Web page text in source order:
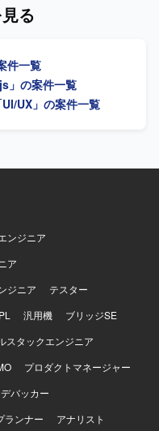
ち上げができる柔軟な
初期から手がけられ
力として構築してい
Code Max 20x プ
す。 【開発環
・サーバサイ
Code Max 20x プラン
スクラムをベースとし
ら機能追加や改修、UI
ております。チーム
し、協調性を持って
の魅
流工程から一貫して携
を中心としたフロン
フレームワークや各種
ービス開発を行って
る
件一覧
」の案件一覧
UI/UX」の案件一覧
ンジニア
ア
ジニア
テスター
PL 汎用機
ブリッジSE
スタックエンジニア
プロダクトマネージャー
デバッカー
ランナー
アナリスト